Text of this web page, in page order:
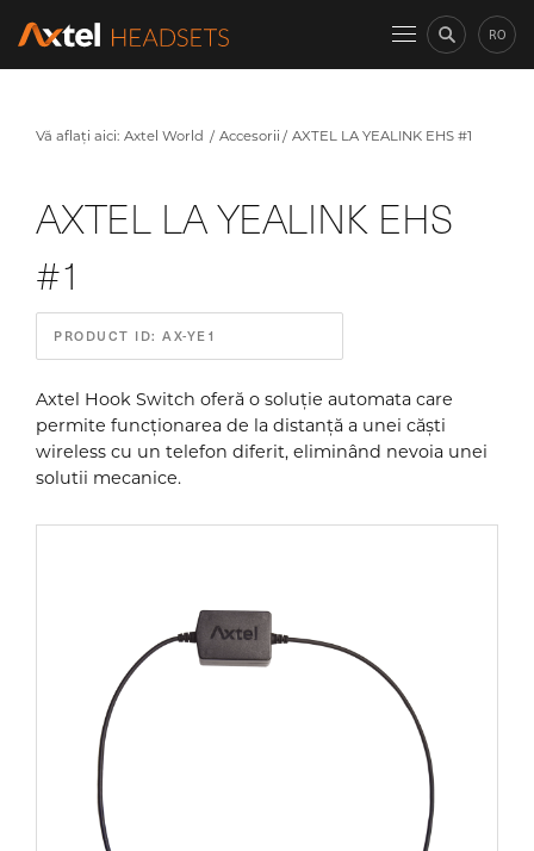
RO
Vă aflați aici: Axtel World Accesorii AXTEL LA YEALINK EHS #1
AXTEL LA YEALINK EHS
#1
PRODUCT ID: AX-YE1
Axtel Hook Switch oferă o soluție automata care
permite funcționarea de la distanță a unei căști
wireless cu un telefon diferit, eliminând nevoia unei
solutii mecanice.